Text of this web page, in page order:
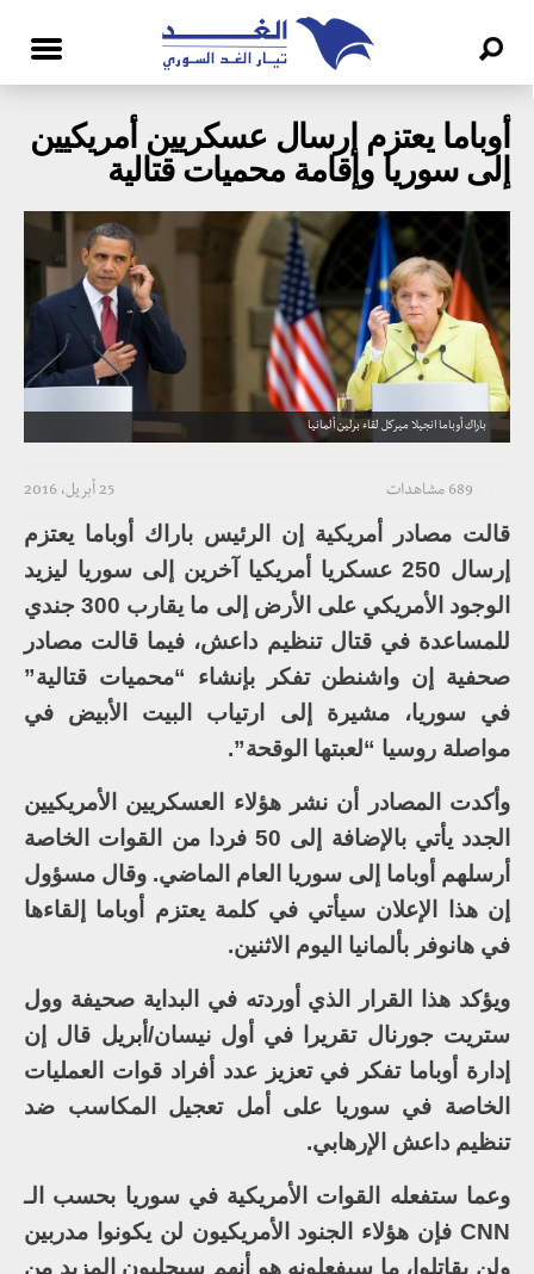
أوباما يعتزم إرسال عسكريين أمريكيين
إلى سوريا وإقامة محميات قتالية
باراك أوباما انجيلا ميركل لقاء برلين ألمانيا
25 أبريل، 2016 689 مشاهدات
قالت مصادر أمريكية إن الرئيس باراك أوباما يعتزم
إرسال 250 عسكريا أمريكيا آخرين إلى سوريا ليزيد
الوجود الأمريكي على الأرض إلى ما يقارب 300 جندي
للمساعدة في قتال تنظيم داعش، فيما قالت مصادر
صحفية إن واشنطن تفكر بإنشاء “محميات قتالية”
في سوريا، مشيرة إلى ارتياب البيت الأبيض في
مواصلة روسيا “لعبتها الوقحة”.
وأكدت المصادر أن نشر هؤلاء العسكريين الأمريكيين
الجدد يأتي بالإضافة إلى 50 فردا من القوات الخاصة
أرسلهم أوباما إلى سوريا العام الماضي. وقال مسؤول
إن هذا الإعلان سيأتي في كلمة يعتزم أوباما إلقاءها
في هانوفر بألمانيا اليوم الاثنين.
ويؤكد هذا القرار الذي أوردته في البداية صحيفة وول
ستريت جورنال تقريرا في أول نيسان/أبريل قال إن
إدارة أوباما تفكر في تعزيز عدد أفراد قوات العمليات
الخاصة في سوريا على أمل تعجيل المكاسب ضد
تنظيم داعش الإرهابي.
وعما ستفعله القوات الأمريكية في سوريا بحسب الـ
CNN فإن هؤلاء الجنود الأمريكيون لن يكونوا مدربين
ولن يقاتلوا، ما سيفعلونه هو أنهم سيجلبون المزيد من